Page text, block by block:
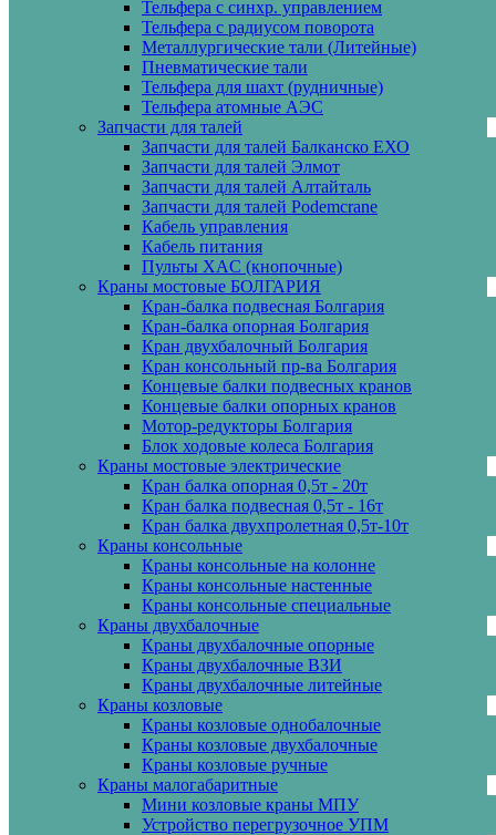
Тельфера с синхр. управлением
Тельфера с радиусом поворота
Металлургические тали (Литейные)
Пневматические тали
Тельфера для шахт (рудничные)
Тельфера атомные АЭС
Запчасти для талей
Запчасти для талей Балканско ЕХО
Запчасти для талей Элмот
Запчасти для талей Алтайталь
Запчасти для талей Podemcrane
Кабель управления
Кабель питания
Пульты XAC (кнопочные)
Краны мостовые БОЛГАРИЯ
Кран-балка подвесная Болгария
Кран-балка опорная Болгария
Кран двухбалочный Болгария
Кран консольный пр-ва Болгария
Концевые балки подвесных кранов
Концевые балки опорных кранов
Мотор-редукторы Болгария
Блок ходовые колеса Болгария
Краны мостовые электрические
Кран балка опорная 0,5т - 20т
Кран балка подвесная 0,5т - 16т
Кран балка двухпролетная 0,5т-10т
Краны консольные
Краны консольные на колонне
Краны консольные настенные
Краны консольные специальные
Краны двухбалочные
Краны двухбалочные опорные
Краны двухбалочные ВЗИ
Краны двухбалочные литейные
Краны козловые
Краны козловые однобалочные
Краны козловые двухбалочные
Краны козловые ручные
Краны малогабаритные
Мини козловые краны МПУ
Устройство перегрузочное УПМ